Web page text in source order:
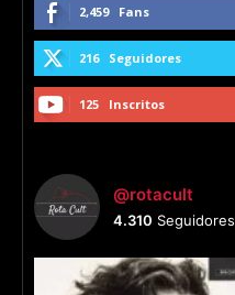
2,459 Fans
216 Seguidores
125 Inscritos
@rotacult
4.310 Seguidores